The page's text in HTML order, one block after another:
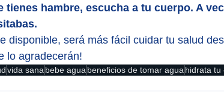
tienes hambre, escucha a tu cuerpo. A
disponible, será más fácil cuidar tu salud
lo agradecerán!
vida sanabebe aguabeneficios de tomar aguahidrata tu